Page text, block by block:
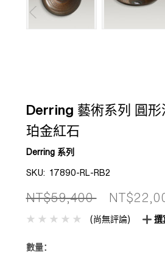
Derring 藝術系列 圓
珀金紅石
Derring 系列
SKU: 17890-RL-RB2
NT$59,400
(尚無評論) 撰
目前
數量：